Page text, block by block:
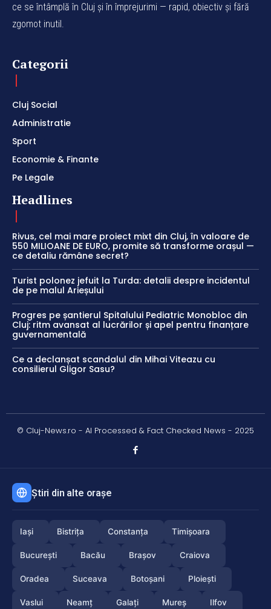
ce se întâmplă în Cluj și în împrejurimi — rapid, obiectiv și fără
zgomot inutil.
Categorii
Cluj Social
Administratie
Sport
Economie & Finante
Pe Legale
Headlines
Rivus, cel mai mare proiect mixt din Cluj, în valoare de
550 MILIOANE DE EURO, promite să transforme orașul —
ce detaliu rămâne secret?
Turist polonez jefuit la Turda: detalii despre incidentul
de pe malul Arieșului
Progres pe șantierul Spitalului Pediatric Monobloc din
Cluj: ritm avansat al lucrărilor și apel pentru finanțare
guvernamentală
Ce a declanșat scandalul din Mihai Viteazu cu
consilierul Gligor Sasu?
© Cluj-News.ro - AI Processed & Fact Checked News - 2025
Știri din alte orașe
Iași Bistrița Constanța Timișoara
București Bacău Brașov Craiova
Oradea Suceava Botoșani Ploiești
Vaslui Neamț Galați Mureș Ilfov